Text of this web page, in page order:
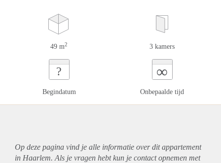
49 m2 3 kamers
?
Begindatum
∞
Onbepaalde tijd
Op deze pagina vind je alle informatie over ditappartement
in Haarlem. Als je vragen hebt kun je contact opnemen met